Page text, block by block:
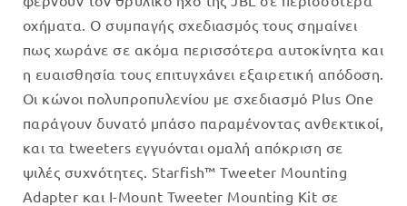
οχήματα. Ο συμπαγής σχεδιασμός τους σημαίνει
πως χωράνε σε ακόμα περισσότερα αυτοκίνητα και
η ευαισθησία τους επιτυγχάνει εξαιρετική απόδοση.
Οι κώνοι πολυπροπυλενίου με σχεδιασμό Plus One
παράγουν δυνατό μπάσο παραμένοντας ανθεκτικοί,
και τα tweeters εγγυόνται ομαλή απόκριση σε
ψιλές συχνότητες. Starfish™ Tweeter Mounting
Adapter και I-Mount Tweeter Mounting Kit σε